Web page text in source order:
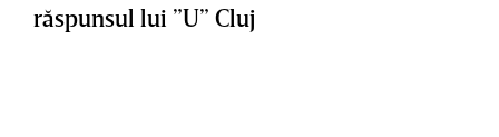
răspunsul lui ”U” Cluj